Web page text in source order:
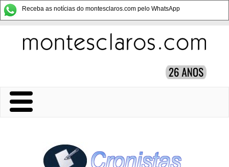
Receba as notícias do montesclaros.com pelo WhatsApp